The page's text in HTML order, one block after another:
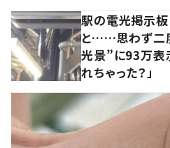
駅の電光掲示
と……思わず二
光景”に93万表示
れちゃった？」